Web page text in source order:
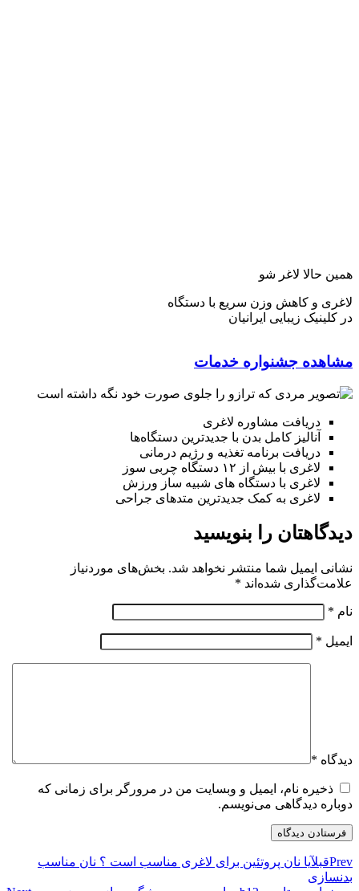
همین حالا لاغر شو
لاغری و کاهش وزن سریع با دستگاه
در کلینیک زیبایی ایرانیان
مشاهده جشنواره خدمات
دریافت مشاوره لاغری
آنالیز کامل بدن با جدیدترین دستگاه‌ها
دریافت برنامه تغذیه و رژیم درمانی
لاغری با بیش از ۱۲ دستگاه چربی سوز
لاغری با دستگاه های شبیه ساز ورزش
لاغری به کمک جدیدترین متدهای جراحی
دیدگاهتان را بنویسید
نشانی ایمیل شما منتشر نخواهد شد. بخش‌های موردنیاز
علامت‌گذاری شده‌اند *
نام *
ایمیل *
دیدگاه *
ذخیره نام، ایمیل و وبسایت من در مرورگر برای زمانی که
دوباره دیدگاهی می‌نویسم.
Prevقبلآیا نان پروتئین برای لاغری مناسب است ؟ نان مناسب
بدنسازی